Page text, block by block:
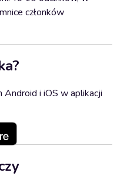
członków
Android i iOS w aplikacji